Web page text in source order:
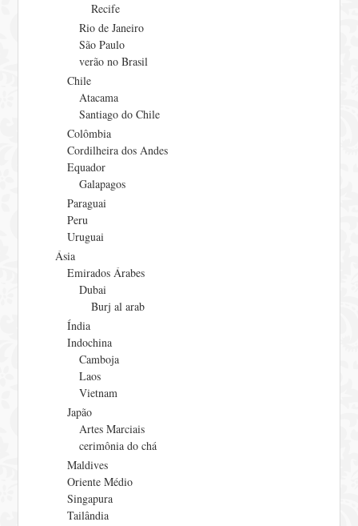
Recife
Rio de Janeiro
São Paulo
verão no Brasil
Chile
Atacama
Santiago do Chile
Colômbia
Cordilheira dos Andes
Equador
Galapagos
Paraguai
Peru
Uruguai
Ásia
Emirados Árabes
Dubai
Burj al arab
Índia
Indochina
Camboja
Laos
Vietnam
Japão
Artes Marciais
cerimônia do chá
Maldives
Oriente Médio
Singapura
Tailândia